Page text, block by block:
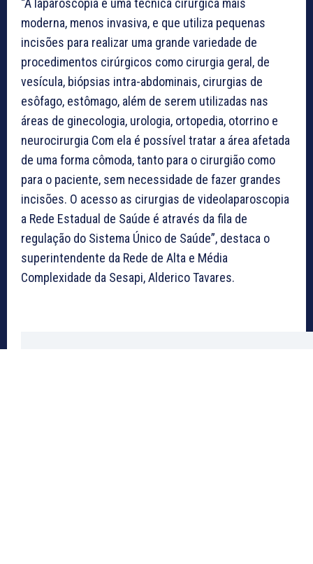
“A laparoscopia é uma técnica cirúrgica mais
moderna, menos invasiva, e que utiliza pequenas
incisões para realizar uma grande variedade de
procedimentos cirúrgicos como cirurgia geral, de
vesícula, biópsias intra-abdominais, cirurgias de
esôfago, estômago, além de serem utilizadas nas
áreas de ginecologia, urologia, ortopedia, otorrino e
neurocirurgia Com ela é possível tratar a área afetada
de uma forma cômoda, tanto para o cirurgião como
para o paciente, sem necessidade de fazer grandes
incisões. O acesso as cirurgias de videolaparoscopia
a Rede Estadual de Saúde é através da fila de
regulação do Sistema Único de Saúde”, destaca o
superintendente da Rede de Alta e Média
Complexidade da Sesapi, Alderico Tavares.